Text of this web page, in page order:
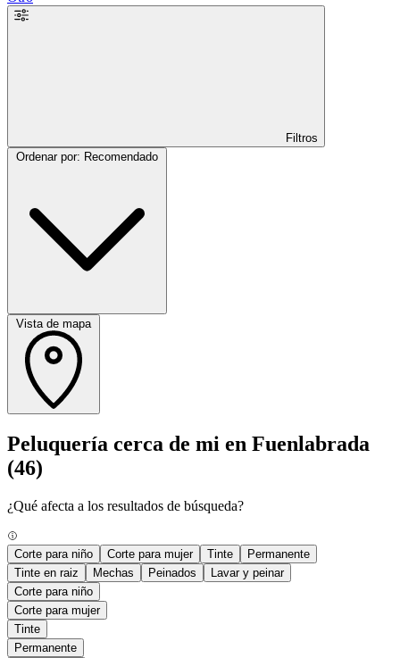
Filtros
Vista de mapa
Peluquería cerca de mi en Fuenlabrada
(46)
¿Qué afecta a los resultados de búsqueda?
Corte para niño Corte para mujer Tinte
Permanente
Tinte en raiz
Mechas Peinados
Lavar y peinar
Corte para niño
Corte para mujer
Tinte
Permanente